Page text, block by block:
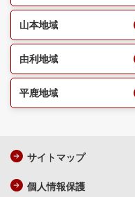
山本地域
由利地域
平鹿地域
サイトマップ
個人情報保護